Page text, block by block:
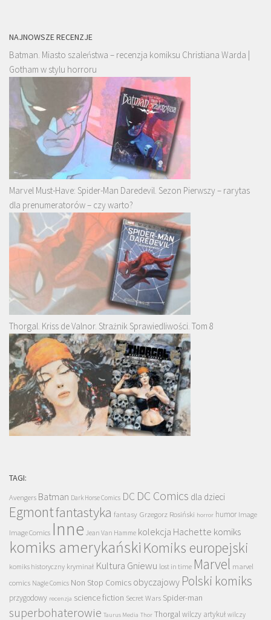
NAJNOWSZE RECENZJE
Batman. Miasto szaleństwa – recenzja komiksu Christiana Warda |
Gotham w stylu horroru
Marvel Must-Have: Spider-Man Daredevil. Sezon Pierwszy – rarytas
dla prenumeratorów – czy warto?
Thorgal. Kriss de Valnor. Strażnik Sprawiedliwości. Tom 8
TAGI:
Avengers Batman Dark Horse Comics DC DC Comics dla dzieci
Egmontfantastyka fantasy Grzegorz Rosiński horror humor Image
Image Comics Inne Jean Van Hamme kolekcja Hachette komiks
komiks amerykański Komiks europejski
komiks historyczny kryminał Kultura Gniewu lost in time Marvel marvel
comics Nagle Comics Non Stop Comics obyczajowy Polski komiks
przygodowy recenzja science fiction Secret Wars Spider-man
superbohaterowie Taurus Media Thor Thorgalwilczy artykuł wilczy